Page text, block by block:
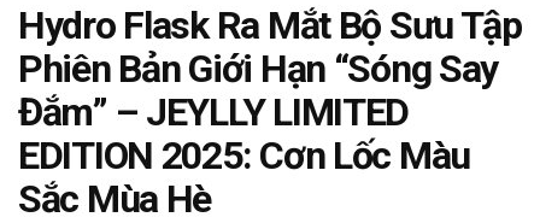
Hydro Flask Ra Mắt Bộ Sưu Tập
Phiên Bản Giới Hạn “Sóng Say
Đắm” – JEYLLY LIMITED
EDITION 2025: Cơn Lốc Màu
Sắc Mùa Hè